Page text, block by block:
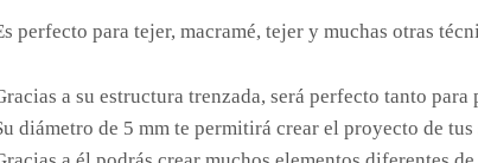
perfecto para tejer, macramé, tejer y muchas otras
a su estructura trenzada, será perfecto tanto
diámetro de 5 mm te permitirá crear el proyecto de tus